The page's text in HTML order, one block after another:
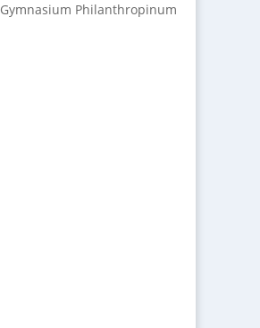
Gymnasium Philanthropinum